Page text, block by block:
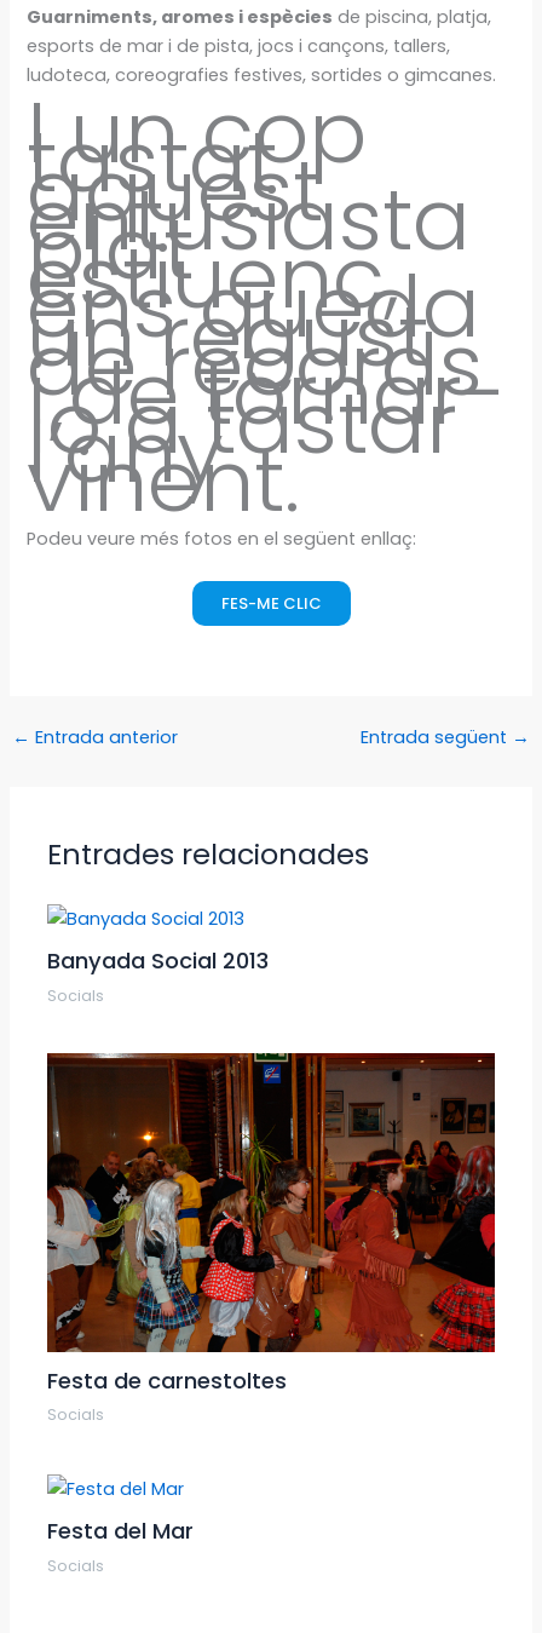
Guarniments, aromes i espècies de piscina, platja,
esports de mar i de pista, jocs i cançons, tallers,
ludoteca, coreografies festives, sortides o gimcanes.
I un cop
tastat
aquest
entusiasta
plat
estiuenc,
ens queda
un regust
de records
i de tornar-
lo a tastar
l’any
vinent.
Podeu veure més fotos en el següent enllaç:
FES-ME CLIC
← Entrada anterior Entrada següent →
Entrades relacionades
Banyada Social 2013
Socials
Festa de carnestoltes
Socials
Festa del Mar
Socials